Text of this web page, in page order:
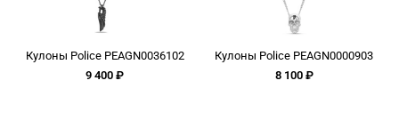
Кулоны Police PEAGN0036102
9 400 ₽
Кулоны Police PEAGN0000903
8 100 ₽